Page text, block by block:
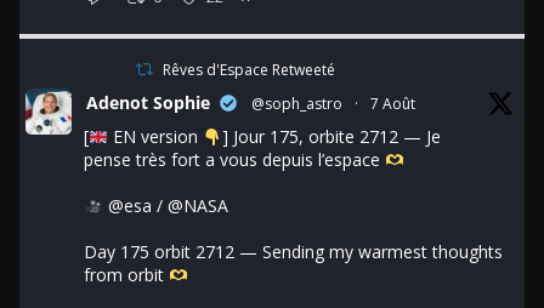
Rêves d'Espace Retweeté
Adenot Sophie @soph_astro · 7 Août
[ EN version
] Jour 175, orbite 2712 — Je
pense très fort a vous depuis l’espace
@esa / @NASA
Day 175 orbit 2712 — Sending my warmest thoughts
from orbit